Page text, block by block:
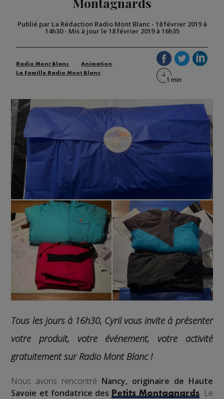
Publié par La Rédaction Radio Mont Blanc - 18 février 2019 à
14h30- Mis à jour le 18 février 2019 à 16h35
Radio Mont Blanc
Animation
La Famille Radio Mont Blanc
Tous les jours à 16h30, Cyril vous invite à présenter
votre produit, votre événement, votre activité
gratuitement sur Radio Mont Blanc !
Nous avons rencontré Nancy, originaire de Haute
Savoie et fondatrice des Petits Montagnards. Le